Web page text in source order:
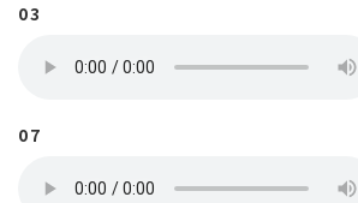
03
07